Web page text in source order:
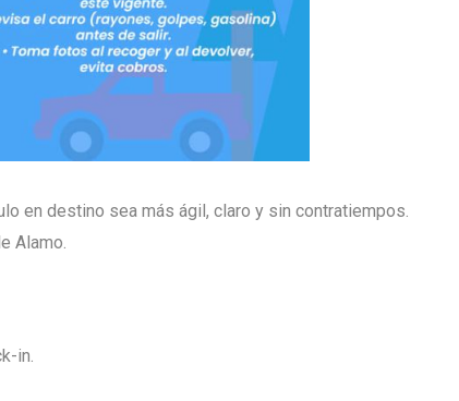
en destino sea más ágil, claro y sin contratiempos.
Alamo.
in.